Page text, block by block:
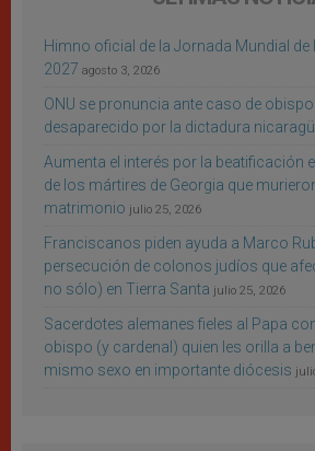
Himno oficial de la Jornada Mundial de
2027 agosto 3, 2026
ONU se pronuncia ante caso de
desaparecido por la dictadura
Aumenta el interés por la beatificación
de los mártires de Georgia que
matrimonio julio 25, 2026
Franciscanos piden ayuda a Marco
persecución de colonos judíos que
no sólo) en Tierra Santa julio 25, 2026
Sacerdotes alemanes fieles al Papa
obispo (y cardenal) quien les orilla a
mismo sexo en importante diócesis